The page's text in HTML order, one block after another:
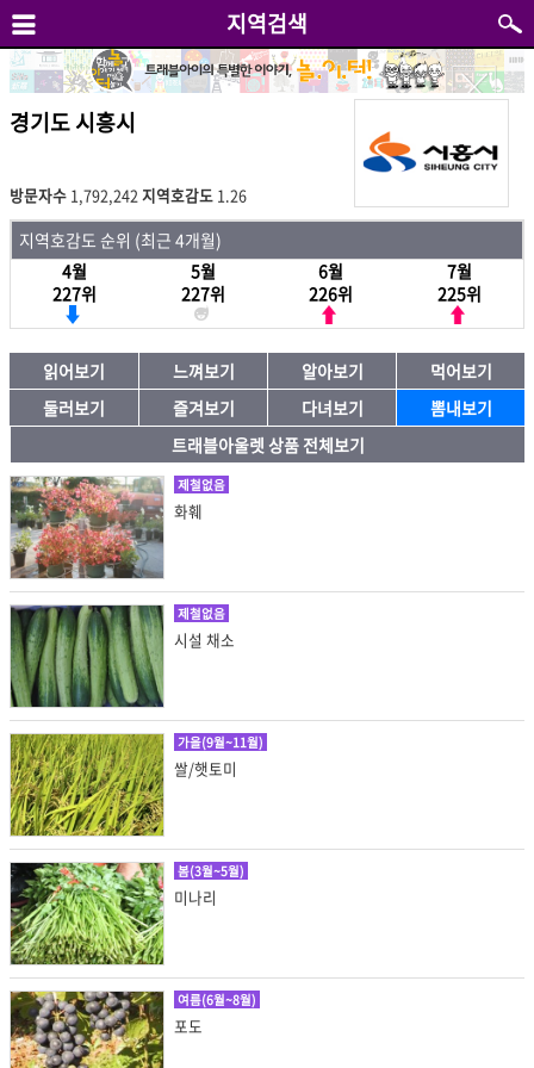
지역검색
경기도 시흥시
방문자수 1,792,242 지역호감도 1.26
지역호감도 순위 (최근 4개월)
4월
227위
5월
227위
6월
226위
7월
225위
읽어보기 느껴보기 알아보기
먹어보기
둘러보기
즐겨보기 다녀보기
뽐내보기
트래블아울렛 상품 전체보기
제철없음
화훼
제철없음
시설 채소
가을(9월~11월)
쌀/햇토미
봄(3월~5월)
미나리
여름(6월~8월)
포도